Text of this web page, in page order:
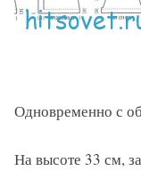
Одновременно с
На высоте 33 см,